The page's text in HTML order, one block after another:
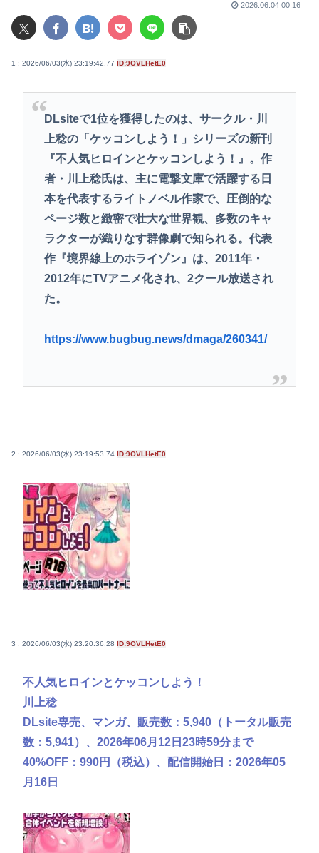
2026.06.04 00:16
1 : 2026/06/03(水) 23:19:42.77 ID:9OVLHetE0
DLsiteで1位を獲得したのは、サークル・川
上稔の「ケッコンしよう！」シリーズの新刊
『不人気ヒロインとケッコンしよう！』。作
者・川上稔氏は、主に電撃文庫で活躍する日
本を代表するライトノベル作家で、圧倒的な
ページ数と緻密で壮大な世界観、多数のキャ
ラクターが織りなす群像劇で知られる。代表
作『境界線上のホライゾン』は、2011年・
2012年にTVアニメ化され、2クール放送され
た。
https://www.bugbug.news/dmaga/260341/
2 : 2026/06/03(水) 23:19:53.74 ID:9OVLHetE0
3 : 2026/06/03(水) 23:20:36.28 ID:9OVLHetE0
不人気ヒロインとケッコンしよう！
川上稔
DLsite専売、マンガ、販売数：5,940（トータル販売
数：5,941）、2026年06月12日23時59分まで
40%OFF：990円（税込）、配信開始日：2026年05
月16日